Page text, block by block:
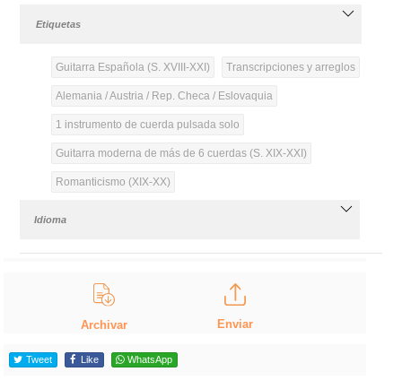
Etiquetas
Guitarra Española (S. XVIII-XXI) Transcripciones y arreglos
Alemania / Austria / Rep. Checa / Eslovaquia
1 instrumento de cuerda pulsada solo
Guitarra moderna de más de 6 cuerdas (S. XIX-XXI)
Romanticismo (XIX-XX)
Idioma
Archivar Enviar
Tweet Like WhatsApp